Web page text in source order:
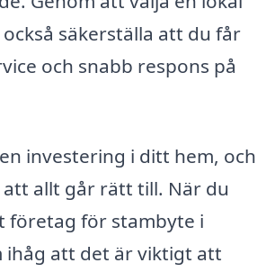
säkerställa att du får
och snabb respons på
investering i ditt hem, och
allt går rätt till. När du
företag för stambyte i
ihåg att det är viktigt att